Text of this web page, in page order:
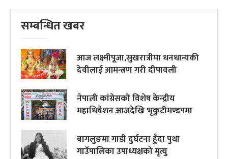
सम्बन्धित खबर
आज लक्ष्मीपूजा,सुखरात्रीमा धनधान्यकी
देवीलाई आमन्त्रण गरी दीपावली
नेपाली कांग्रेसको विशेष केन्द्रीय
महाधिवेशन आजदेखि भृकुटीमण्डपमा
बागलुङमा गाडी दुर्घटना हुँदा पुथा
गाउँपालिका उपाध्यक्षको मृत्यु